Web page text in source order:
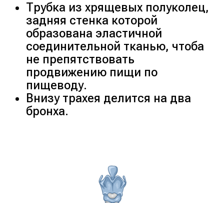
Трубка из хрящевых полуколец,
задняя стенка которой
образована эластичной
соединительной тканью, чтоба
не препятствовать
продвижению пищи по
пищеводу.
Внизу трахея делится на два
бронха.